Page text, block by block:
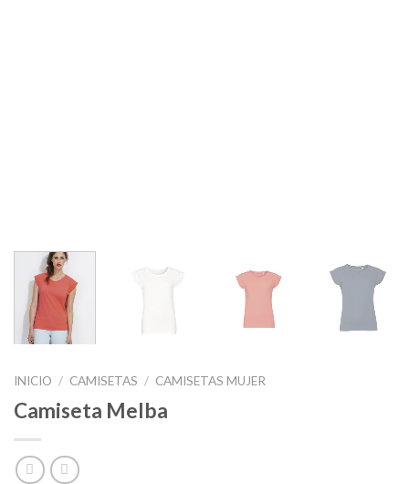
INICIO / CAMISETAS / CAMISETAS MUJER
Camiseta Melba